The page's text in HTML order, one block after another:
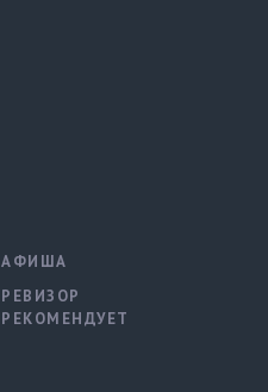
АФИША
РЕВИЗОР
РЕКОМЕНДУЕТ